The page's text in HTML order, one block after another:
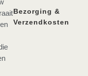
Bezorging &
Verzendkosten